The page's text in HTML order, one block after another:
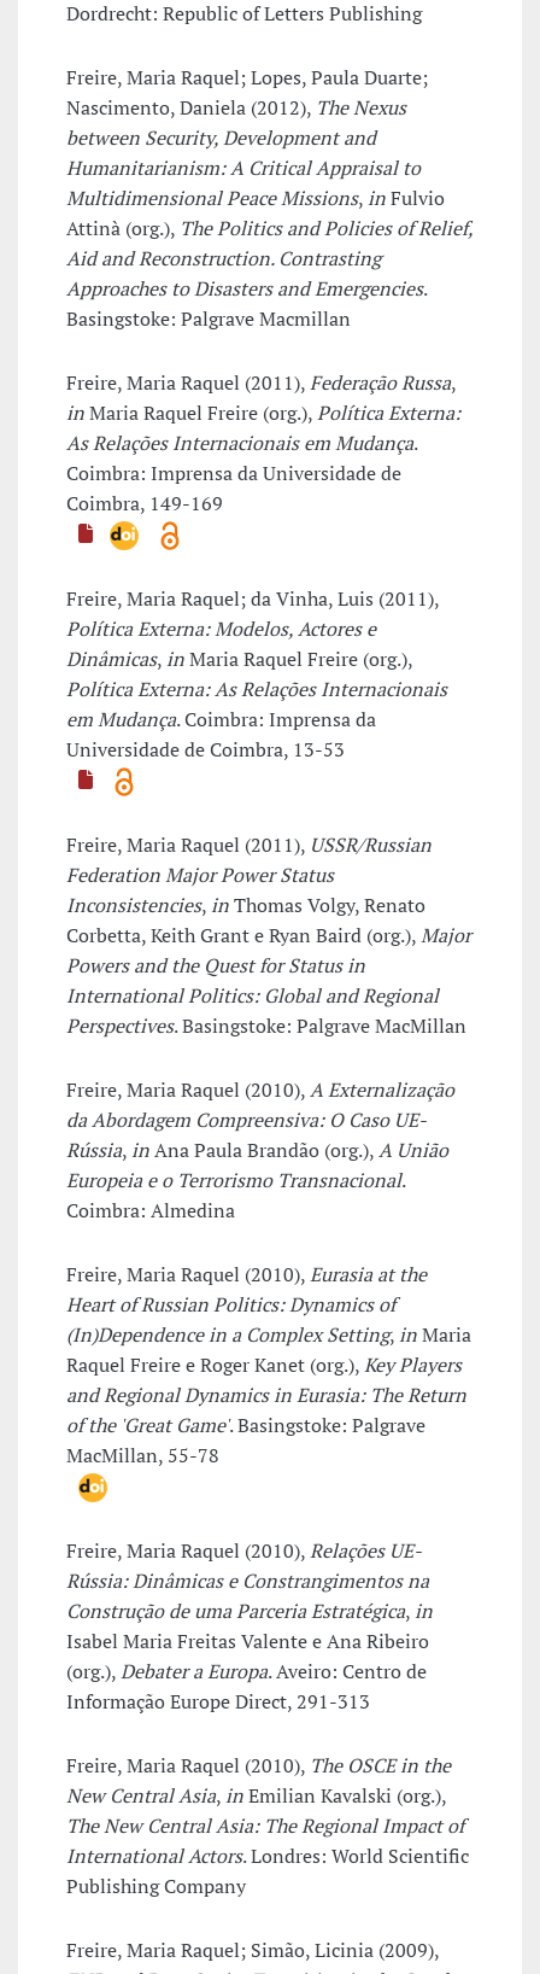
Dordrecht: Republic of Letters Publishing
Freire, Maria Raquel; Lopes, Paula Duarte;
Nascimento, Daniela (2012), The Nexus
between Security, Development and
Humanitarianism: A Critical Appraisal to
Multidimensional Peace Missions,inFulvio
Attinà (org.), The Politics and Policies of Relief,
Aid and Reconstruction. Contrasting
Approaches to Disasters and Emergencies.
Basingstoke: Palgrave Macmillan
Freire, Maria Raquel (2011),Federação Russa,
inMaria Raquel Freire (org.),Política Externa:
As Relações Internacionais em Mudança.
Coimbra: Imprensa da Universidade de
Coimbra, 149-169
Freire, Maria Raquel; da Vinha, Luis (2011),
Política Externa: Modelos, Actores e
Dinâmicas,inMaria Raquel Freire (org.),
Política Externa: As Relações Internacionais
em Mudança. Coimbra: Imprensa da
Universidade de Coimbra, 13-53
Freire, Maria Raquel (2011), USSR/Russian
Federation Major Power Status
Inconsistencies,inThomas Volgy, Renato
Corbetta, Keith Grant e Ryan Baird (org.),Major
Powers and the Quest for Status in
International Politics: Global and Regional
Perspectives. Basingstoke: Palgrave MacMillan
Freire, Maria Raquel (2010),A Externalização
da Abordagem Compreensiva: O Caso UE-
Rússia,inAna Paula Brandão (org.),A União
Europeia e o Terrorismo Transnacional.
Coimbra: Almedina
Freire, Maria Raquel (2010),Eurasia at the
Heart of Russian Politics: Dynamics of
(In)Dependence in a Complex Setting,inMaria
Raquel Freire e Roger Kanet (org.),Key Players
and Regional Dynamics in Eurasia: The Return
of the 'Great Game'. Basingstoke: Palgrave
MacMillan, 55-78
Freire, Maria Raquel (2010),Relações UE-
Rússia: Dinâmicas e Constrangimentos na
Construção de uma Parceria Estratégica,in
Isabel Maria Freitas Valente e Ana Ribeiro
(org.),Debater a Europa. Aveiro: Centro de
Informação Europe Direct, 291-313
Freire, Maria Raquel (2010), The OSCE in the
New Central Asia,inEmilian Kavalski (org.),
The New Central Asia: The Regional Impact of
International Actors. Londres: World Scientific
Publishing Company
Freire, Maria Raquel; Simão, Licinia (2009),